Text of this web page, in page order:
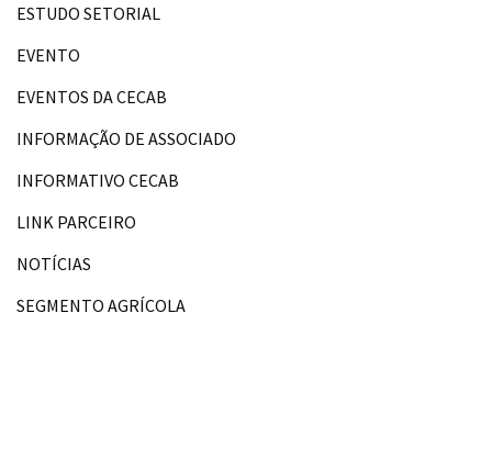
ESTUDO SETORIAL
EVENTO
EVENTOS DA CECAB
INFORMAÇÃO DE ASSOCIADO
INFORMATIVO CECAB
LINK PARCEIRO
NOTÍCIAS
SEGMENTO AGRÍCOLA